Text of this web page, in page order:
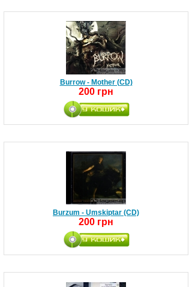
Burrow - Mother (CD)
200 грн
Burzum - Umskiptar (CD)
200 грн